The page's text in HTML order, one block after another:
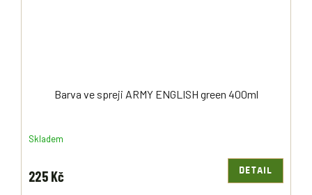
Barva ve spreji ARMY ENGLISH green 400ml
Skladem
225 Kč DETAIL